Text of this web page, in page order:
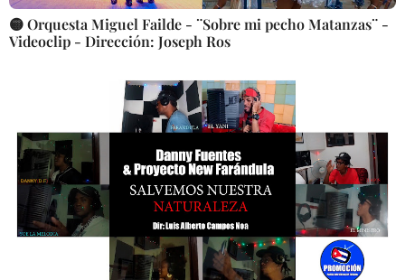
🟡 Orquesta Miguel Failde - ¨Sobre mi pecho Matanzas¨ -
Videoclip - Dirección: Joseph Ros